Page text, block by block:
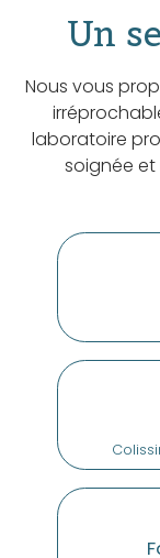
Un
Nous vous
laboratoire
soignée